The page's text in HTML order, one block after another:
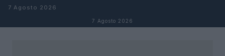
Salta al contenuto
7 Agosto 2026
7 Agosto 2026